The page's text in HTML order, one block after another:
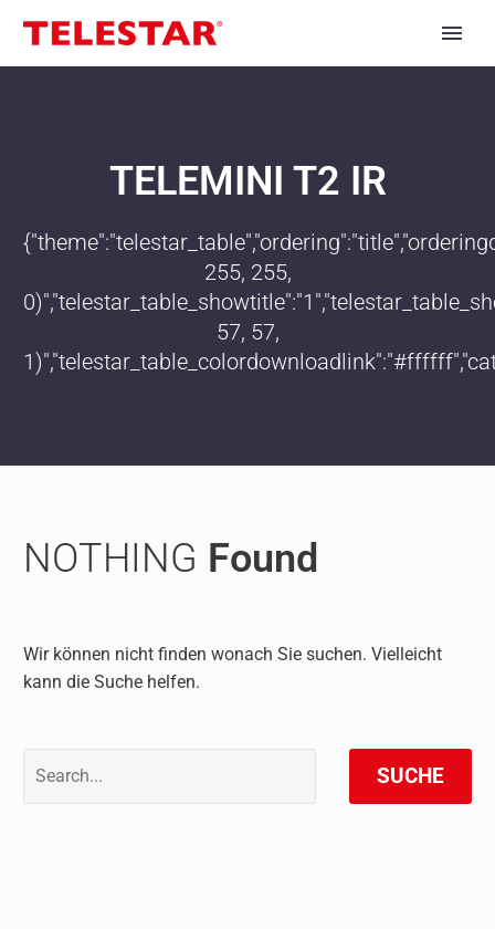
TELEMINI T2 IR
255, 255,
57, 57,
NOTHING Found
Wir können nicht finden wonach Sie suchen. Vielleicht
kann die Suche helfen.
SUCHE